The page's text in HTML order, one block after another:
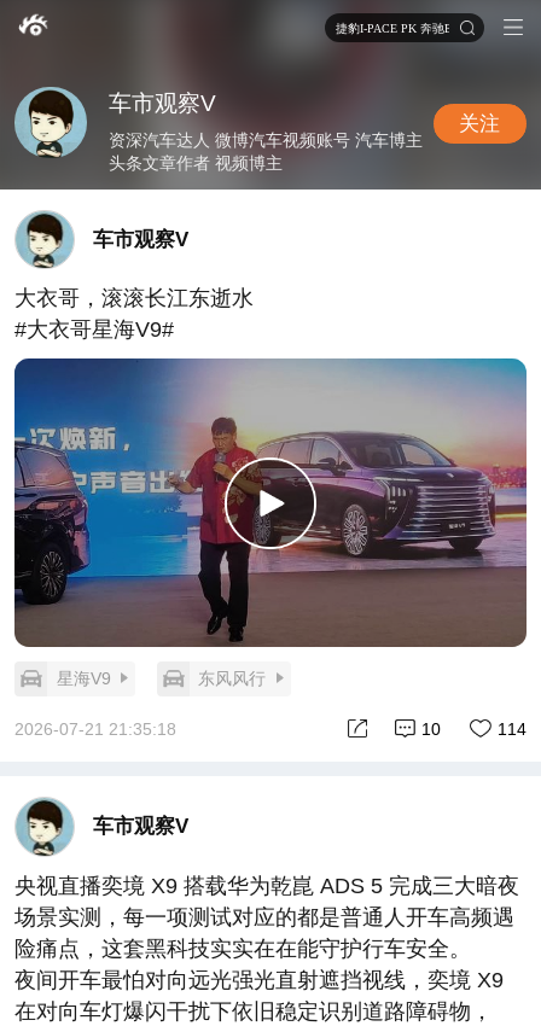
捷豹I-PACE PK 奔驰EQC
车市观察V
资深汽车达人 微博汽车视频账号 汽车博主
头条文章作者 视频博主
关注
车市观察V
大衣哥，滚滚长江东逝水
#大衣哥星海V9#
星海V9 东风风行
2026-07-21 21:35:18 114
10
车市观察V
央视直播奕境 X9 搭载华为乾崑 ADS 5 完成三大暗夜
场景实测，每一项测试对应的都是普通人开车高频遇
险痛点，这套黑科技实实在在能守护行车安全。
夜间开车最怕对向远光强光直射遮挡视线，奕境 X9
在对向车灯爆闪干扰下依旧稳定识别道路障碍物，